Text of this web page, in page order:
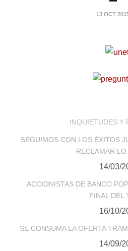
13 OCT
INQUIETUDES Y
SEGUIMOS CON LOS ÉXITOS
RECLAMAR
14/03/
ACCIONISTAS DE BANCO
FINAL DEL
16/10/
SE CONSUMA LA OFERTA
14/09/